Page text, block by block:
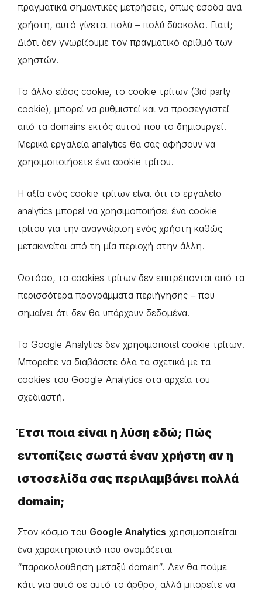
πραγματικά σημαντικές μετρήσεις, όπως έσοδα ανά
χρήστη, αυτό γίνεται πολύ – πολύ δύσκολο. Γιατί;
Διότι δεν γνωρίζουμε τον πραγματικό αριθμό των
χρηστών.
Το άλλο είδος cookie, τo cookie τρίτων (3rd party
cookie), μπορεί να ρυθμιστεί και να προσεγγιστεί
από τα domains εκτός αυτού που το δημιουργεί.
Μερικά εργαλεία analytics θα σας αφήσουν να
χρησιμοποιήσετε ένα cookie τρίτου.
Η αξία ενός cookie τρίτων είναι ότι το εργαλείο
analytics μπορεί να χρησιμοποιήσει ένα cookie
τρίτου για την αναγνώριση ενός χρήστη καθώς
μετακινείται από τη μία περιοχή στην άλλη.
Ωστόσο, τα cookies τρίτων δεν επιτρέπονται από τα
περισσότερα προγράμματα περιήγησης – που
σημαίνει ότι δεν θα υπάρχουν δεδομένα.
Το Google Analytics δεν χρησιμοποιεί cookie τρίτων.
Μπορείτε να διαβάσετε όλα τα σχετικά με τα
cookies του Google Analytics στα αρχεία του
σχεδιαστή.
Έτσι ποια είναι η λύση εδώ; Πώς
εντοπίζεις σωστά έναν χρήστη αν η
ιστοσελίδα σας περιλαμβάνει πολλά
domain;
Στον κόσμο του Google Analytics χρησιμοποιείται
ένα χαρακτηριστικό που ονομάζεται
“παρακολούθηση μεταξύ domain”. Δεν θα πούμε
κάτι για αυτό σε αυτό το άρθρο, αλλά μπορείτε να